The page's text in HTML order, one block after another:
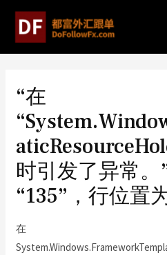
“在
时引发了异常。
“135”，行位置
在